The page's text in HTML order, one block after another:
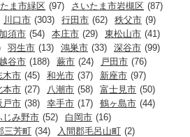
ま市緑区 (97) さいたま市岩槻区 (87)
川口市 (303) 行田市 (62) 秩父市 (9)
加須市 (54) 本庄市 (29) 東松山市 (41)
羽生市 (13) 鴻巣市 (33) 深谷市 (99)
越谷市 (188) 蕨市 (24) 戸田市 (76)
木市 (45) 和光市 (37) 新座市 (97)
本市 (27) 八潮市 (58) 富士見市 (50)
戸市 (38) 幸手市 (17) 鶴ヶ島市 (44)
じみ野市 (52) 白岡市 (16)
三芳町 (34) 入間郡毛呂山町 (2)